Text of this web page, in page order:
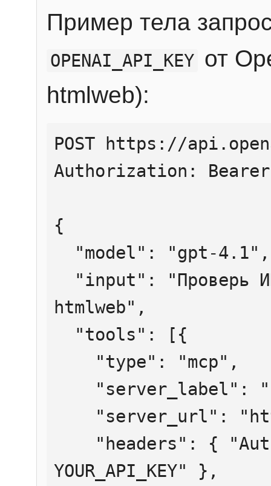
Пример тела
OPENAI_API_KEY от
htmlweb):
POST https://
Authorization:
{
htmlweb",
YOUR_API_KEY" },